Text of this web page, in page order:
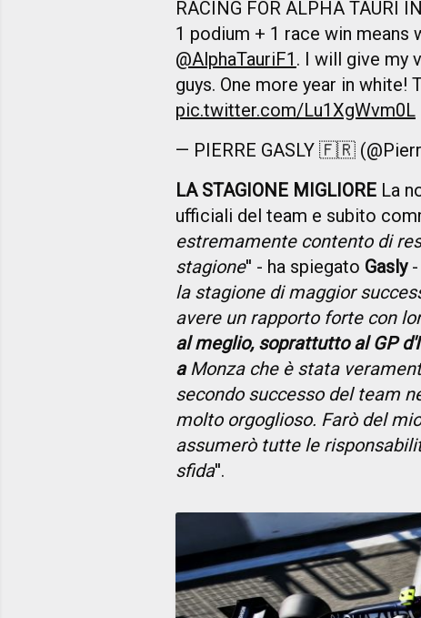
RACING FOR ALPHA TAURI
1 podium + 1 race win means
@AlphaTauriF1 . I will give my
guys. One more year in white!
pic.twitter.com/Lu1XgWvm0L
— PIERRE GASLY 🇫🇷
LA STAGIONE MIGLIORE La
ufficiali del team e subito
estremamente contento di
stagione'' - ha spiegato Gasly-
la stagione di maggior
avere un rapporto forte con
al meglio, soprattutto al GP
aMonza che è stata
secondo successo del team
molto orgoglioso. Farò del
assumerò tutte le
sfida''.